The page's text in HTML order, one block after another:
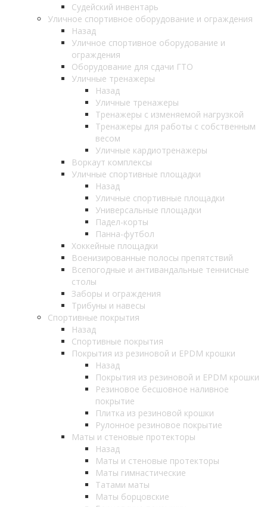
Судейский инвентарь
Уличное спортивное оборудование и ограждения
Назад
Уличное спортивное оборудование и
ограждения
Оборудование для сдачи ГТО
Уличные тренажеры
Назад
Уличные тренажеры
Тренажеры с изменяемой нагрузкой
Тренажеры для работы с собственным
весом
Уличные кардиотренажеры
Воркаут комплексы
Уличные спортивные площадки
Назад
Уличные спортивные площадки
Универсальные площадки
Падел-корты
Панна-футбол
Хоккейные площадки
Военизированные полосы препятствий
Всепогодные и антивандальные теннисные
столы
Заборы и ограждения
Трибуны и навесы
Спортивные покрытия
Назад
Спортивные покрытия
Покрытия из резиновой и EPDM крошки
Назад
Покрытия из резиновой и EPDM крошки
Резиновое бесшовное наливное
покрытие
Плитка из резиновой крошки
Рулонное резиновое покрытие
Маты и стеновые протекторы
Назад
Маты и стеновые протекторы
Маты гимнастические
Татами маты
Маты борцовские